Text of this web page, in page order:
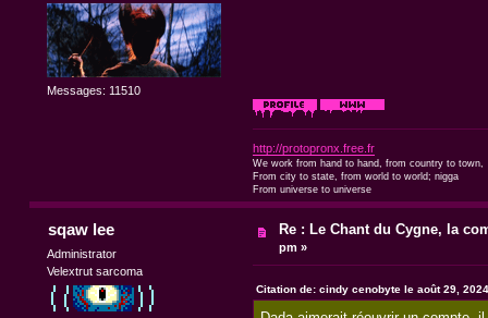
Messages: 11510
http://protopronx.free.fr
We work from hand to hand, from country to town,
From city to state, from world to world; nigga
From universe to universe
sqaw lee
Administrator
Velextrut sarcoma
Re : Le Chant du Cygne, la
pm »
Citation de: cindy cenobyte le août 29,